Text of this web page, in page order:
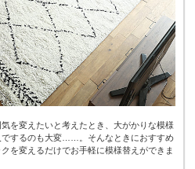
を変えたいと考えたとき、大がかりな模様
でするのも大変……。そんなときにおすすめ
を変えるだけでお手軽に模様替えができま